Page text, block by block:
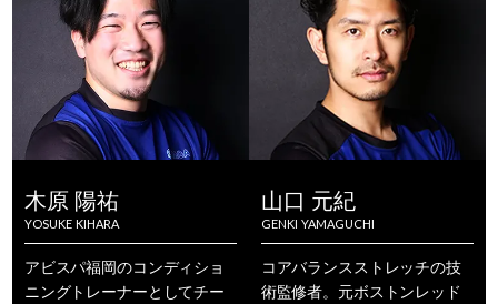
木原 陽祐
YOSUKE KIHARA
アビスパ福岡のコンディショ
ニングトレーナーとしてチー
山口 元紀
GENKI YAMAGUCHI
コアバランスストレッチの技
術監修者。元ボストンレッド